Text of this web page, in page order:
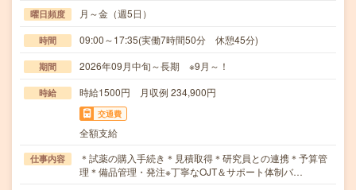
曜日頻度 月～金（週5日）
時間 09:00～17:35(実働7時間50分 休憩45分)
期間 2026年09月中旬～長期 ※9月～！
時給 時給1500円 月収例 234,900円
交通費
全額支給
仕事内容
＊試薬の購入手続き＊見積取得＊研究員との連携＊予算管
理＊備品管理・発注※丁寧なOJT＆サポート体制バ…